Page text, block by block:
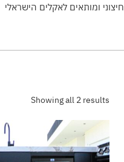
חיצוני ומותאים לאקלים הישראלי
Showing all 2 results